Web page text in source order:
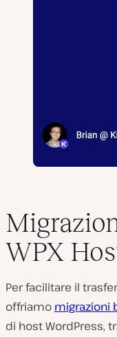
WPX
Per facilitare il
offriamo migrazioni
di host WordPress,